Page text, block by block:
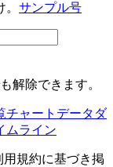
サンプル号
解除できます。
チャートデータ ダ
ムライン
規約に基づき掲